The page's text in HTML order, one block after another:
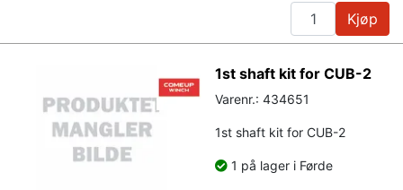
Kjøp
1st shaft kit for CUB-2
Varenr.: 434651
1st shaft kit for CUB-2
1 på lager i Førde